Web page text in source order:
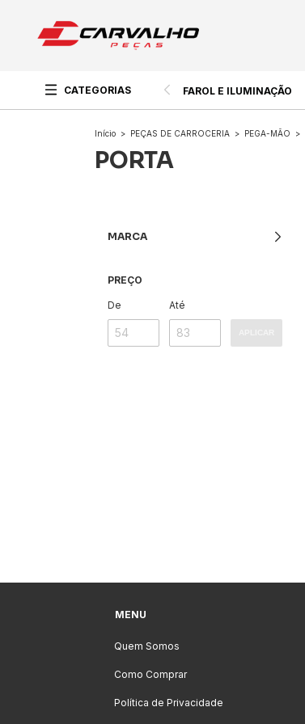
CATEGORIAS FAROL E ILUMINAÇÃO
Início > PEÇAS DE CARROCERIA > PEGA-MÃO >
PORTA
MARCA
PREÇO
De Até
MENU
Quem Somos
Como Comprar
Política de Privacidade